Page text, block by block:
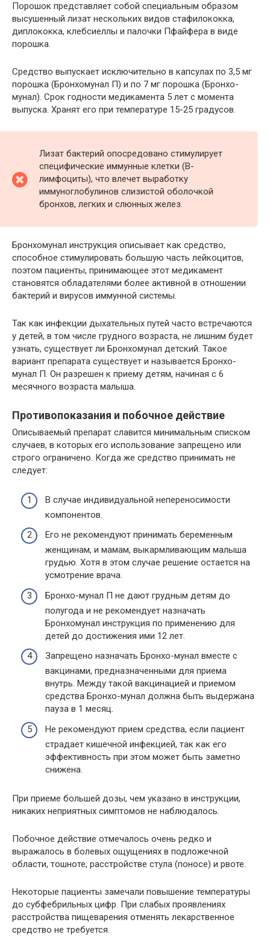
Порошок представляет собой специальным образом
высушенный лизат нескольких видов стафилококка,
диплококка, клебсиеллы и палочки Пфайфера в виде
порошка.
Средство выпускает исключительно в капсулах по 3,5 мг
порошка (Бронхомунал П) и по 7 мг порошка (Бронхо-
мунал). Срок годности медикамента 5 лет с момента
выпуска. Хранят его при температуре 15-25 градусов.
Лизат бактерий опосредовано стимулирует
специфические иммунные клетки (В-
лимфоциты), что влечет выработку
иммуноглобулинов слизистой оболочкой
бронхов, легких и слюнных желез.
Бронхомунал инструкция описывает как средство,
способное стимулировать большую часть лейкоцитов,
поэтом пациенты, принимающее этот медикамент
становятся обладателями более активной в отношении
бактерий и вирусов иммунной системы.
Так как инфекции дыхательных путей часто встречаются
у детей, в том числе грудного возраста, не лишним будет
узнать, существует ли Бронхомунал детский. Такое
вариант препарата существует и называется Бронхо-
мунал П. Он разрешен к приему детям, начиная с 6
месячного возраста малыша.
Противопоказания и побочное действие
Описываемый препарат славится минимальным списком
случаев, в которых его использование запрещено или
строго ограничено. Когда же средство принимать не
следует:
В случае индивидуальной непереносимости
компонентов.
Его не рекомендуют принимать беременным
женщинам, и мамам, выкармливающим малыша
грудью. Хотя в этом случае решение остается на
усмотрение врача.
Бронхо-мунал П не дают грудным детям до
полугода и не рекомендует назначать
Бронхомунал инструкция по применению для
детей до достижения ими 12 лет.
Запрещено назначать Бронхо-мунал вместе с
вакцинами, предназначенными для приема
внутрь. Между такой вакцинацией и приемом
средства Бронхо-мунал должна быть выдержана
пауза в 1 месяц.
Не рекомендуют прием средства, если пациент
страдает кишечной инфекцией, так как его
эффективность при этом может быть заметно
снижена.
При приеме большей дозы, чем указано в инструкции,
никаких неприятных симптомов не наблюдалось.
Побочное действие отмечалось очень редко и
выражалось в болевых ощущениях в подложечной
области, тошноте, расстройстве стула (поносе) и рвоте.
Некоторые пациенты замечали повышение температуры
до субфебрильных цифр. При слабых проявлениях
расстройства пищеварения отменять лекарственное
средство не требуется.